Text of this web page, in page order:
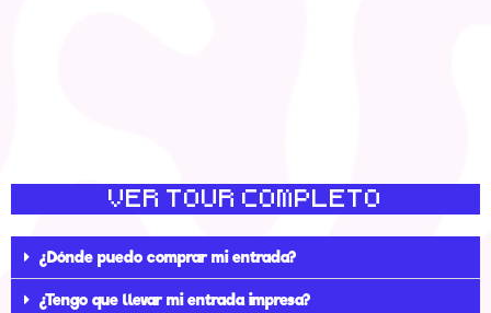
VER TOUR COMPLETO
¿Dónde puedo comprar mi entrada?
¿Tengo que llevar mi entrada impresa?